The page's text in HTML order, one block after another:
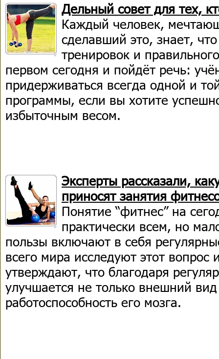
Дельный совет для тех,
Каждый человек,
сделавший это, знает,
тренировок и
первом сегодня и пойдёт речь:
придерживаться всегда одной и
программы, если вы хотите
избыточным весом.
Эксперты рассказали,
приносят занятия
Понятие “фитнес” на
практически всем, но
пользы включают в себя
всего мира исследуют этот вопрос
утверждают, что благодаря
улучшается не только внешний
работоспособность его мозга.